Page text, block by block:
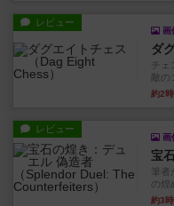
レビュー
画
ダ
チ
敵
約2
レビュー
画
宝
筆者
の煌
約3